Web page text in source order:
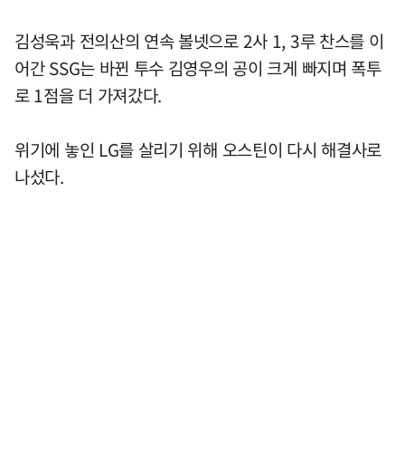
김성욱과 전의산의 연속 볼넷으로 2사 1, 3루 찬스를 이
어간 SSG는 바뀐 투수 김영우의 공이 크게 빠지며 폭투
로 1점을 더 가져갔다.
위기에 놓인 LG를 살리기 위해 오스틴이 다시 해결사로
나섰다.